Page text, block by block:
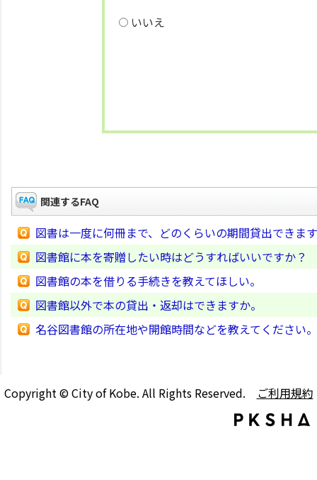
いいえ
関連するFAQ
図書は一度に何冊まで、どのくらいの期間貸出できま
図書館に本を寄贈したい時はどうすればいいですか？
図書館の本を借りる手続きを教えてほしい。
図書館以外で本の貸出・返却はできますか。
名谷図書館の所在地や開館時間などを教えてください。
Copyright © City of Kobe. All Rights Reserved. ご利用規約